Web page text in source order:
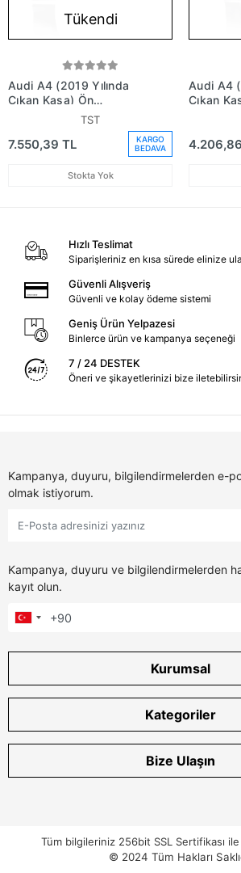
Tükendi
Audi A4 (2019 Yılında
Çıkan Kasa) Ön
Çamurluk Sağ (Oem No:
TST
7.550,39 TL
KARGO
BEDAVA
Stokta Yok
Audi A4
Çıkan
Hızlı Teslimat
Siparişleriniz en kısa sürede elinize
Güvenli Alışveriş
Güvenli ve kolay ödeme sistemi
Geniş Ürün Yelpazesi
Binlerce ürün ve kampanya seçeneği
7 / 24 DESTEK
Öneri ve şikayetlerinizi bize
Kampanya, duyuru, bilgilendirmelerden e-
olmak istiyorum.
Kampanya, duyuru ve bilgilendirmelerden
kayıt olun.
Kurumsal
Kategoriler
Bize Ulaşın
Tüm bilgileriniz 256bit SSL Sertifikası
© 2024 Tüm Hakları